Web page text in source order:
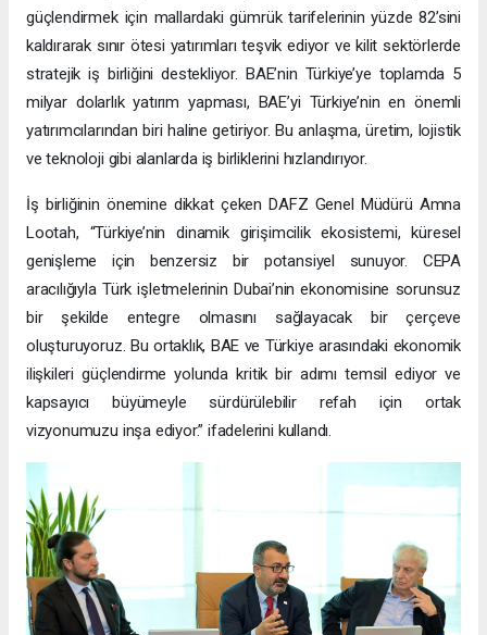
güçlendirmek için mallardaki gümrük tarifelerinin yüzde 82’sini
kaldırarak sınır ötesi yatırımları teşvik ediyor ve kilit sektörlerde
stratejik iş birliğini destekliyor. BAE’nin Türkiye’ye toplamda 5
milyar dolarlık yatırım yapması, BAE’yi Türkiye’nin en önemli
yatırımcılarından biri haline getiriyor. Bu anlaşma, üretim, lojistik
ve teknoloji gibi alanlarda iş birliklerini hızlandırıyor.
İş birliğinin önemine dikkat çeken DAFZ Genel Müdürü Amna
Lootah, “Türkiye’nin dinamik girişimcilik ekosistemi, küresel
genişleme için benzersiz bir potansiyel sunuyor. CEPA
aracılığıyla Türk işletmelerinin Dubai’nin ekonomisine sorunsuz
bir şekilde entegre olmasını sağlayacak bir çerçeve
oluşturuyoruz. Bu ortaklık, BAE ve Türkiye arasındaki ekonomik
ilişkileri güçlendirme yolunda kritik bir adımı temsil ediyor ve
kapsayıcı büyümeyle sürdürülebilir refah için ortak
vizyonumuzu inşa ediyor.” ifadelerini kullandı.